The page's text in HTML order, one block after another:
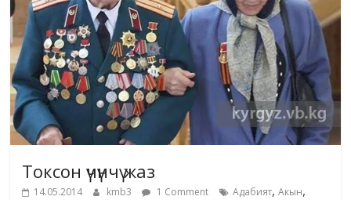
Токсон үчүнчү жаз
14.05.2014 kmb3 1 Comment Адабият,Акын,